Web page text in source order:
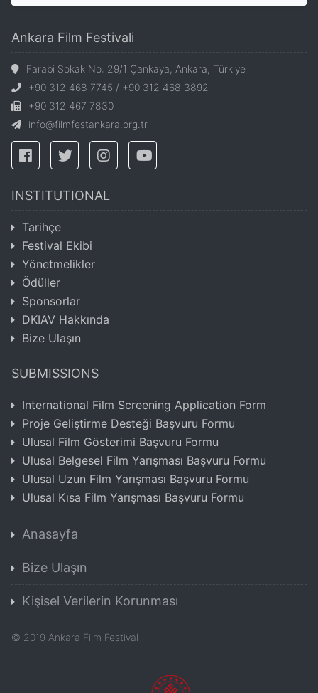
Ankara Film Festivali
Farabi Sokak No: 29/1 Çankaya, Ankara, Türkiye
+90 312 468 7745 / +90 312 468 3892
+90 312 467 7830
info@filmfestankara.org.tr
INSTITUTIONAL
Tarihçe
Festival Ekibi
Yönetmelikler
Ödüller
Sponsorlar
DKIAV Hakkında
Bize Ulaşın
SUBMISSIONS
International Film Screening Application Form
Proje Geliştirme Desteği Başvuru Formu
Ulusal Film Gösterimi Başvuru Formu
Ulusal Belgesel Film Yarışması Başvuru Formu
Ulusal Uzun Film Yarışması Başvuru Formu
Ulusal Kısa Film Yarışması Başvuru Formu
Anasayfa
Bize Ulaşın
Kişisel Verilerin Korunması
© 2019 Ankara Film Festival